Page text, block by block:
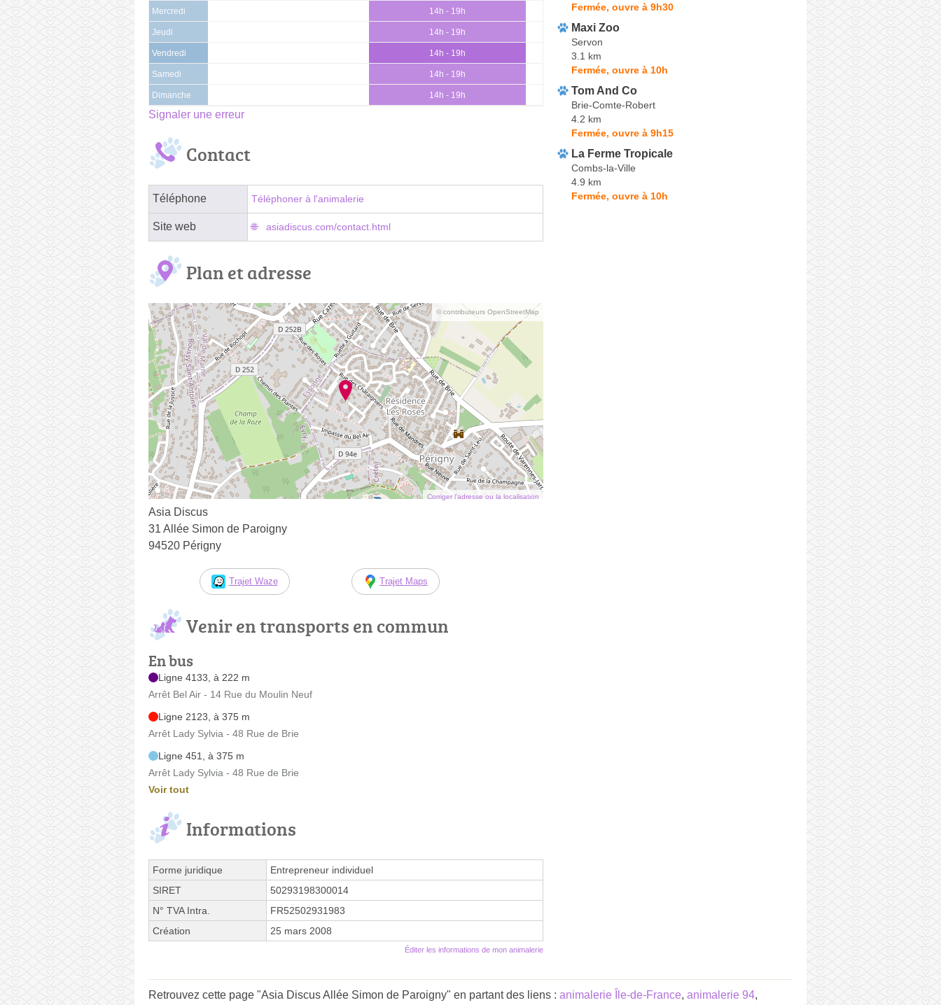
Mercredi 14h - 19h
Jeudi 14h - 19h
Vendredi 14h - 19h
Samedi 14h - 19h
Dimanche 14h - 19h
Signaler une erreur
Contact
Téléphone Téléphoner à l'animalerie
Site web asiadiscus.com/contact.html
Plan et adresse
© contributeurs OpenStreetMap
Corriger l’adresse ou la localisation
Asia Discus
31 Allée Simon de Paroigny
94520 Périgny
Trajet Waze Trajet Maps
Venir en transports en commun
En bus
Ligne 4133, à 222 m
Arrêt Bel Air - 14 Rue du Moulin Neuf
Ligne 2123, à 375 m
Arrêt Lady Sylvia - 48 Rue de Brie
Ligne 451, à 375 m
Arrêt Lady Sylvia - 48 Rue de Brie
Voir tout
Informations
Forme juridique
Entrepreneur individuel
SIRET
50293198300014
N° TVA Intra.
FR52502931983
Création
25 mars 2008
Éditer les informations de mon animalerie
Fermée, ouvre à 9h30
Maxi Zoo
Servon
3.1 km
Fermée, ouvre à 10h
Tom And Co
Brie-Comte-Robert
4.2 km
Fermée, ouvre à 9h15
La Ferme Tropicale
Combs-la-Ville
4.9 km
Fermée, ouvre à 10h
Retrouvez cette page "Asia Discus Allée Simon de Paroigny" en partant des liens : animalerie Île-de-France, animalerie 94,